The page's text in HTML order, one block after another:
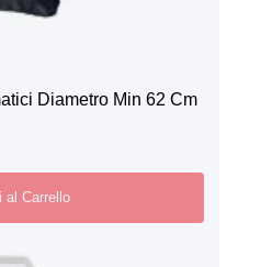
Diametro Min 62 Cm
al Carrello